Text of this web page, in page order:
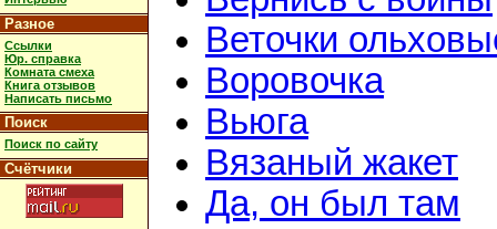
Разное
Ссылки
Юр. справка
Комната смеха
Книга отзывов
Написать письмо
Поиск
Поиск по сайту
Счётчики
Веточки
Воровочка
Вьюга
Вязаный жакет
Да, он был там